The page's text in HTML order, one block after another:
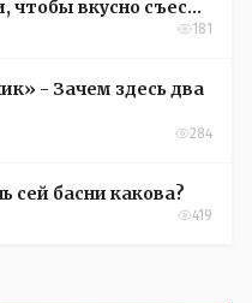
вкусно съесть
181
два
284
басни какова?
419